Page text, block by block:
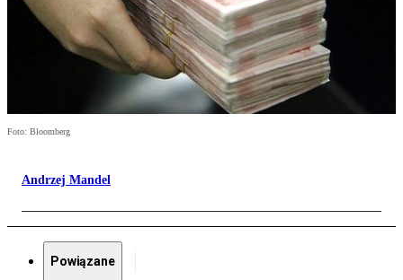
Foto: Bloomberg
Andrzej Mandel
Powiązane